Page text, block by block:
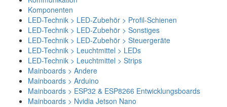
Komponenten
LED-Technik > LED-Zubehör > Profil-Schienen
LED-Technik > LED-Zubehör > Sonstiges
LED-Technik > LED-Zubehör > Steuergeräte
LED-Technik > Leuchtmittel > LEDs
LED-Technik > Leuchtmittel > Strips
Mainboards > Andere
Mainboards > Arduino
Mainboards > ESP32 & ESP8266 Entwicklungsboards
Mainboards > Nvidia Jetson Nano